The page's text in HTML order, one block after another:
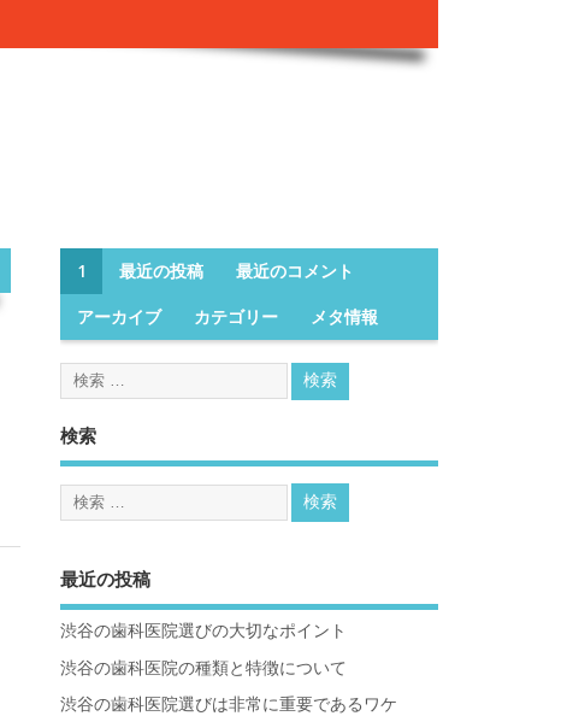
1 最近の投稿 最近のコメント
アーカイブ カテゴリー メタ情報
検索
最近の投稿
渋谷の歯科医院選びの大切なポイント
渋谷の歯科医院の種類と特徴について
渋谷の歯科医院選びは非常に重要であるワケ